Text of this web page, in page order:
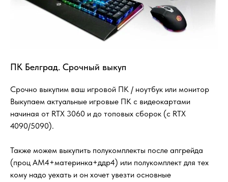
ПК Белград. Срочный выкуп
Срочно выкупим ваш игровой ПК / ноутбук или монитор
Выкупаем актуальные игровые ПК с видеокартами
начиная от RTX 3060 и до топовых сборок (с RTX
4090/5090).
Также можем выкупить полукомплекты после апгрейда
(проц АМ4+материнка+ддр4) или полукомплект для тех
кому надо уехать и он хочет увезти основные